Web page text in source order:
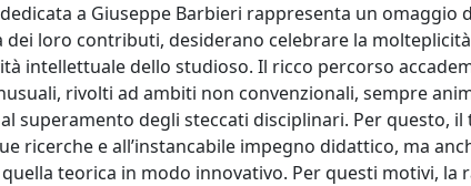
a Giuseppe Barbieri rappresenta un omaggio
dei loro contributi, desiderano celebrare la
intellettuale dello studioso. Il ricco percorso
rivolti ad ambiti non convenzionali, sempre
superamento degli steccati disciplinari. Per questo,
ricerche e all’instancabile impegno didattico, ma
teorica in modo innovativo. Per questi motivi,